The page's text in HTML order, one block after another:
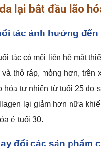
lại bắt đầu lão
tác ảnh hưởng đến
tác có mối liên hệ mật
và thô ráp, mỏng hơn, trên
hóa tự nhiên từ tuổi 25 do
lại giảm hơn nữa
ở tuổi 30.
đổi các sản phẩm